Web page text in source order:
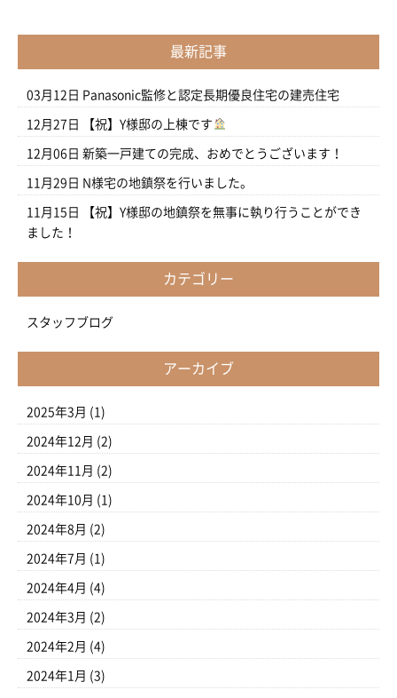
最新記事
03月12日 Panasonic監修と認定長期優良住宅の建売住宅
12月27日 【祝】Y様邸の上棟です
12月06日 新築一戸建ての完成、おめでとうございます！
11月29日 N様宅の地鎮祭を行いました。
11月15日
【祝】Y様邸の地鎮祭を無事に執り行うことができ
ました！
カテゴリー
スタッフブログ
アーカイブ
2025年3月 (1)
2024年12月 (2)
2024年11月 (2)
2024年10月 (1)
2024年8月 (2)
2024年7月 (1)
2024年4月 (4)
2024年3月 (2)
2024年2月 (4)
2024年1月 (3)